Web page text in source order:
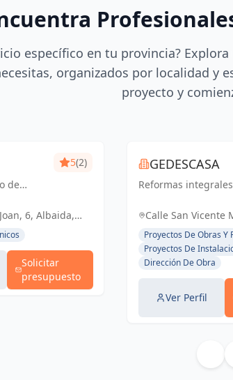
específico en tu provincia?
organizados por localidad y
proyecto y
de
de
para
diseño
5(2)
6, Albaida,
Solicitar
presupuesto
GEDESCASA
Reformas
cerrado.
Calle San Vicente
España, España
Proyectos De Obras Y
Proyectos De
Dirección De Obra
Ver Perfil